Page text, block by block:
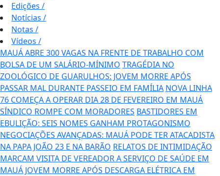
Edições /
Notícias /
Notas /
Vídeos /
MAUÁ ABRE 300 VAGAS NA FRENTE DE TRABALHO COM
BOLSA DE UM SALÁRIO-MÍNIMO TRAGÉDIA NO
ZOOLÓGICO DE GUARULHOS: JOVEM MORRE APÓS
PASSAR MAL DURANTE PASSEIO EM FAMÍLIA NOVA LINHA
76 COMEÇA A OPERAR DIA 28 DE FEVEREIRO EM MAUÁ
SÍNDICO ROMPE COM MORADORES BASTIDORES EM
EBULIÇÃO: SEIS NOMES GANHAM PROTAGONISMO
NEGOCIAÇÕES AVANÇADAS: MAUÁ PODE TER ATACADISTA
NA PAPA JOÃO 23 E NA BARÃO RELATOS DE INTIMIDAÇÃO
MARCAM VISITA DE VEREADOR A SERVIÇO DE SAÚDE EM
MAUÁ JOVEM MORRE APÓS DESCARGA ELÉTRICA EM